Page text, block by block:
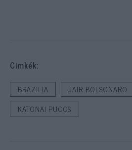
Cimkék:
BRAZILIA
JAIR BOLSONARO
KATONAI PUCCS